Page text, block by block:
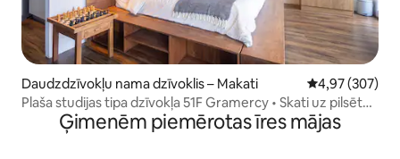
Daudzdzīvokļu nama dzīvoklis – Makati Vidējais
4,97 (307)
Plaša studijas tipa dzīvokļa 51F Gramercy • Skati uz pilsētu •
MakatiĢimenēm piemērotas īres mājas